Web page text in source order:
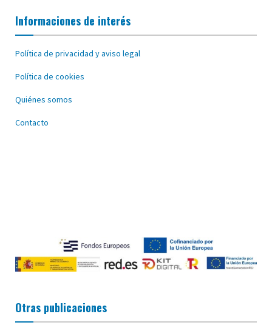
Informaciones de interés
Política de privacidad y aviso legal
Política de cookies
Quiénes somos
Contacto
Otras publicaciones